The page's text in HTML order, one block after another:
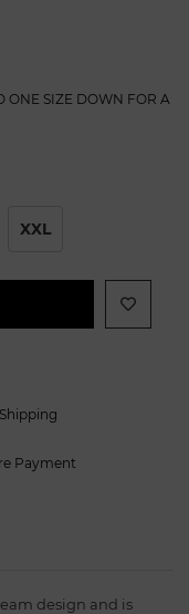
ONE SIZE DOWN FOR A
XXL
Payment
design and is